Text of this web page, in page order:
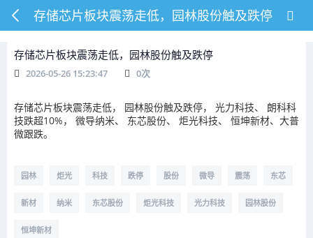
存储芯片板块震荡走低，园林股份触及跌停
存储芯片板块震荡走低，园林股份触及跌停
2026-05-26 15:23:47 0次
存储芯片板块震荡走低， 园林股份触及跌停， 光力科技、 朗科科
技跌超10%， 微导纳米、 东芯股份、 炬光科技、 恒坤新材、大普
微跟跌。
园林 炬光 科技 跌停 股份 微导 震荡 东芯
新材 纳米 东芯股份 炬光科技 光力科技 园林股份
恒坤新材